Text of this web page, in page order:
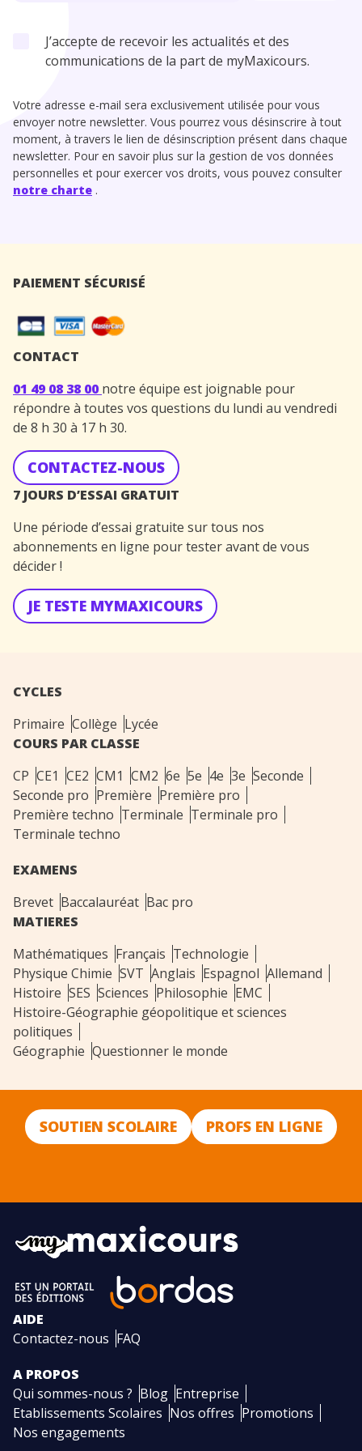
J’accepte de recevoir les actualités et des
communications de la part de myMaxicours.
Votre adresse e-mail sera exclusivement utilisée pour vous
envoyer notre newsletter. Vous pourrez vous désinscrire à tout
moment, à travers le lien de désinscription présent dans chaque
newsletter. Pour en savoir plus sur la gestion de vos données
personnelles et pour exercer vos droits, vous pouvez consulter
notre charte .
PAIEMENT SÉCURISÉ
CONTACT
01 49 08 38 00 notre équipe est joignable pour
répondre à toutes vos questions du lundi au vendredi
de 8 h 30 à 17 h 30.
CONTACTEZ-NOUS
7 JOURS D’ESSAI GRATUIT
Une période d’essai gratuite sur tous nos
abonnements en ligne pour tester avant de vous
décider !
JE TESTE MYMAXICOURS
CYCLES
Primaire Collège Lycée
COURS PAR CLASSE
CP CE1 CE2 CM1 CM2 6e 5e 4e 3e Seconde
Seconde pro Première Première pro
Première techno Terminale Terminale pro
Terminale techno
EXAMENS
Brevet Baccalauréat Bac pro
MATIERES
Mathématiques Français Technologie
Physique Chimie SVT Anglais Espagnol Allemand
Histoire SES Sciences Philosophie EMC
Histoire-Géographie géopolitique et sciences
politiques
Géographie Questionner le monde
SOUTIEN SCOLAIRE PROFS EN LIGNE
AIDE
Contactez-nous FAQ
A PROPOS
Qui sommes-nous ? Blog Entreprise
Etablissements Scolaires Nos offres Promotions
Nos engagements